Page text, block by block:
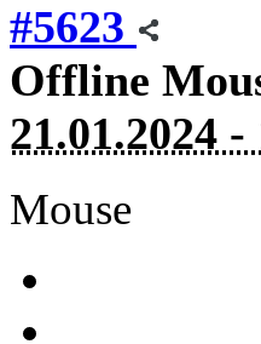
#5623
Offline
21.01.2024
Mouse